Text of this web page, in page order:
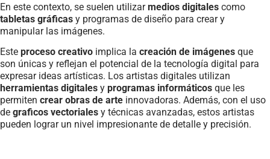
En este contexto, se suelen utilizarmedios digitales como
tabletas gráficas y programas de diseño para crear y
manipular las imágenes.
Este proceso creativo implica la creación de imágenes que
son únicas y reflejan el potencial de la tecnología digital para
expresar ideas artísticas. Los artistas digitales utilizan
herramientas digitales y programas informáticos que les
permiten crear obras de arte innovadoras. Además, con el uso
de graficos vectoriales y técnicas avanzadas, estos artistas
pueden lograr un nivel impresionante de detalle y precisión.